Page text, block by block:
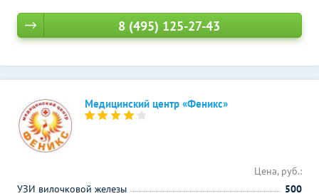
8 (495) 125-27-43
Медицинский центр «Феникс»
Цена, руб.:
УЗИ вилочковой железы
500